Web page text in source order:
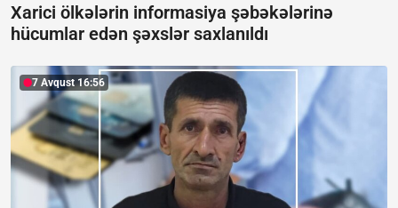
Xarici ölkələrin informasiya şəbəkələrinə
hücumlar edən şəxslər saxlanıldı
7 Avqust 16:56